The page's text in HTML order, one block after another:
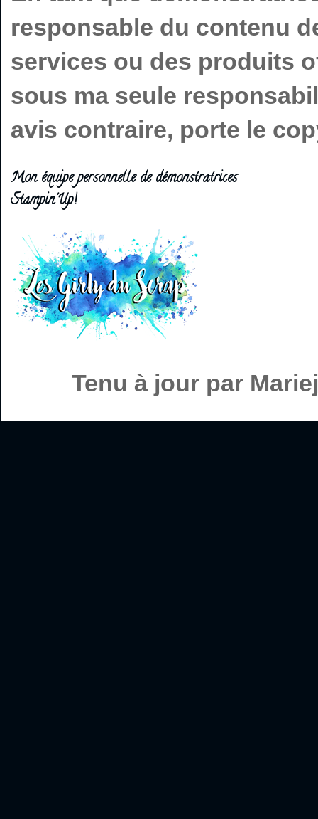
responsable du contenu
services ou des produits
sous ma seule
avis contraire, porte le
Mon équipe personnelle de démonstratrices
Stampin'Up!
Tenu à jour par